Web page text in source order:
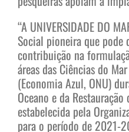
“A UNIVERSIDADE DO
Social pioneira que
contribuição na
áreas das Ciências do
(Economia Azul, ONU)
Oceano e da Restauração
estabelecida pela
para o período de 2021-